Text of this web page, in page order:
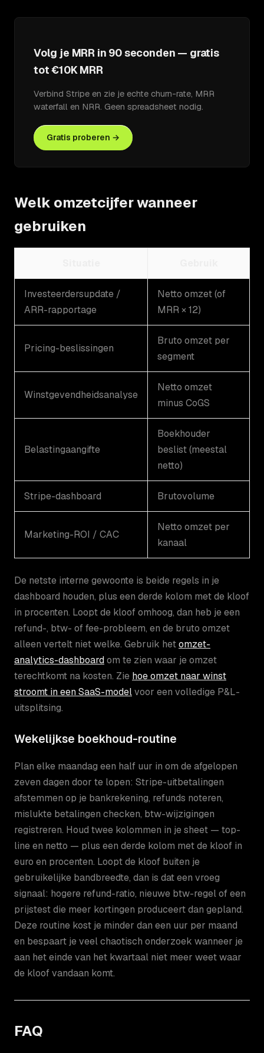
Volg je MRR in 90 seconden — gratis
tot €10K MRR
Verbind Stripe en zie je echte churn-rate, MRR
waterfall en NRR. Geen spreadsheet nodig.
Gratis proberen →
Welk omzetcijfer wanneer
gebruiken
Investeerdersupdate /
ARR-rapportage
Netto omzet (of
MRR × 12)
Pricing-beslissingen
Bruto omzet per
segment
Winstgevendheidsanalyse
Netto omzet
minus CoGS
Belastingaangifte
Boekhouder
beslist (meestal
netto)
Stripe-dashboard Brutovolume
Marketing-ROI / CAC
Netto omzet per
kanaal
De netste interne gewoonte is beide regels in je
dashboard houden, plus een derde kolom met de kloof
in procenten. Loopt de kloof omhoog, dan heb je een
refund-, btw- of fee-probleem, en de bruto omzet
alleen vertelt niet welke. Gebruik hetomzet-
analytics-dashboardom te zien waar je omzet
terechtkomt na kosten. Zie hoe omzet naar winst
stroomt in een SaaS-modelvoor een volledige P&L-
uitsplitsing.
Wekelijkse boekhoud-routine
Plan elke maandag een half uur in om de afgelopen
zeven dagen door te lopen: Stripe-uitbetalingen
afstemmen op je bankrekening, refunds noteren,
mislukte betalingen checken, btw-wijzigingen
registreren. Houd twee kolommen in je sheet — top-
line en netto — plus een derde kolom met de kloof in
euro en procenten. Loopt de kloof buiten je
gebruikelijke bandbreedte, dan is dat een vroeg
signaal: hogere refund-ratio, nieuwe btw-regel of een
prijstest die meer kortingen produceert dan gepland.
Deze routine kost je minder dan een uur per maand
en bespaart je veel chaotisch onderzoek wanneer je
aan het einde van het kwartaal niet meer weet waar
de kloof vandaan komt.
FAQ